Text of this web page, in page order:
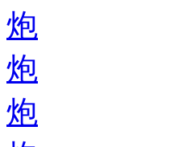
炮
炮
炮